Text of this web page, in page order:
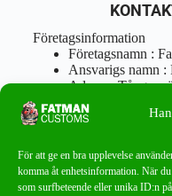
För att ge en bra upplevelse
komma åt enhetsinformation. När
som surfbeteende eller unika ID:n
Företagsinformation
Företagsnamn :
Ansvarigs namn :
Adress :
Postnr : 417 46
Tel : 0762919666
Mån – Fre 10:00
Lör -11:00 – 15:00